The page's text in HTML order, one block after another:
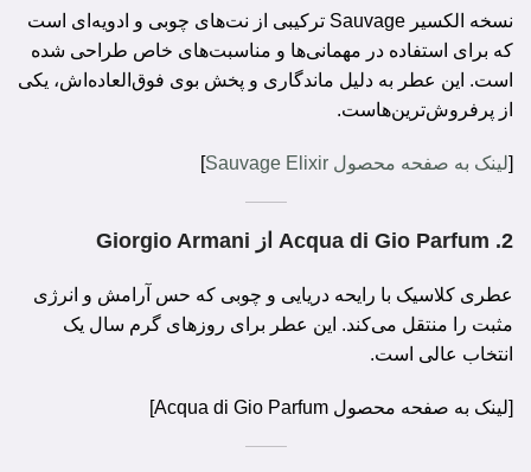
نسخه الکسیر Sauvage ترکیبی از نت‌های چوبی و ادویه‌ای است
که برای استفاده در مهمانی‌ها و مناسبت‌های خاص طراحی شده
است. این عطر به دلیل ماندگاری و پخش بوی فوق‌العاده‌اش، یکی
از پرفروش‌ترین‌هاست.
[لینک به صفحه محصول Sauvage Elixir ]
2. Acqua di Gio Parfum از Giorgio Armani
عطری کلاسیک با رایحه دریایی و چوبی که حس آرامش و انرژی
مثبت را منتقل می‌کند. این عطر برای روزهای گرم سال یک
انتخاب عالی است.
[لینک به صفحه محصول Acqua di Gio Parfum]